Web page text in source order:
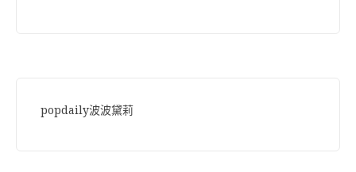
popdaily波波黛莉